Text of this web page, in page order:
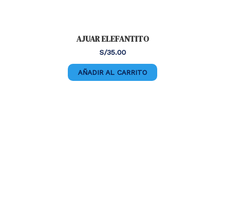
AJUAR ELEFANTITO
S/35.00
AÑADIR AL CARRITO